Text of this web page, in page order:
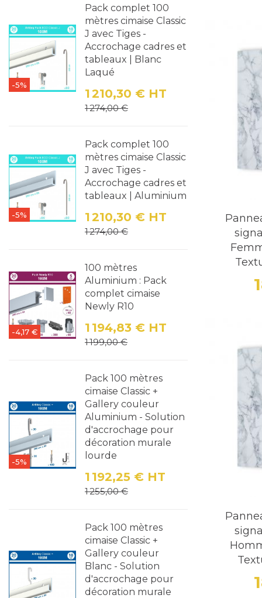
-5%
Pack complet 100
mètres cimaise Classic
J avec Tiges -
Accrochage cadres et
tableaux | Blanc
Laqué
Prix
1 210,30 € HT
Prix de base
1 274,00 €
-5%
Pack complet 100
mètres cimaise Classic
J avec Tiges -
Accrochage cadres et
tableaux | Aluminium
Prix
1 210,30 € HT
Prix de base
1 274,00 €
-4,17 €
100 mètres
Aluminium : Pack
complet cimaise
Newly R10
Prix
1 194,83 € HT
Prix de base
1 199,00 €
-5%
Pack 100 mètres
cimaise Classic +
Gallery couleur
Aluminium - Solution
d'accrochage pour
décoration murale
lourde
Prix
1 192,25 € HT
Prix de base
1 255,00 €
Pack 100 mètres
cimaise Classic +
Gallery couleur
Blanc - Solution
d'accrochage pour
décoration murale
Toilettes
apporte
Lisibilité :
Les
Espaces
primordial.
Ajout de
Choix de
marbre
: